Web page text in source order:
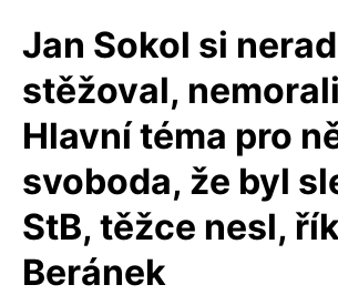
Jan Sokol si nerad
stěžoval,
Hlavní téma pro
svoboda, že byl
StB, těžce nesl,
Beránek